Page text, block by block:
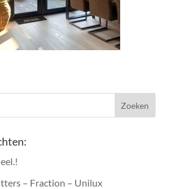
– Fraction – Unilux